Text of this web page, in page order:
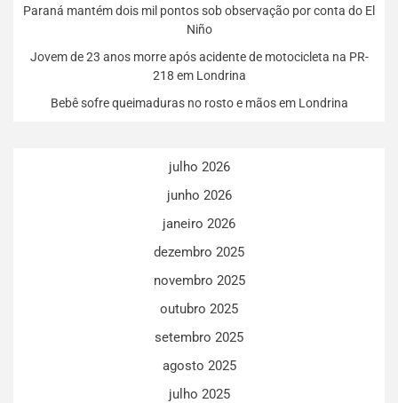
Paraná mantém dois mil pontos sob observação por conta do El
Niño
Jovem de 23 anos morre após acidente de motocicleta na PR-
218 em Londrina
Bebê sofre queimaduras no rosto e mãos em Londrina
julho 2026
junho 2026
janeiro 2026
dezembro 2025
novembro 2025
outubro 2025
setembro 2025
agosto 2025
julho 2025